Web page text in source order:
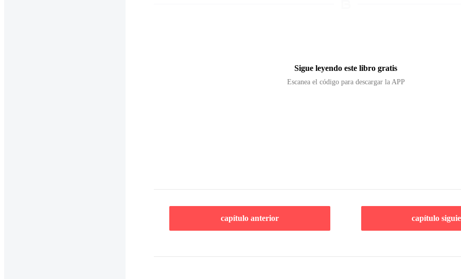
Sigue leyendo este libro gratis
Escanea el código para descargar la APP
capítulo anterior capítulo